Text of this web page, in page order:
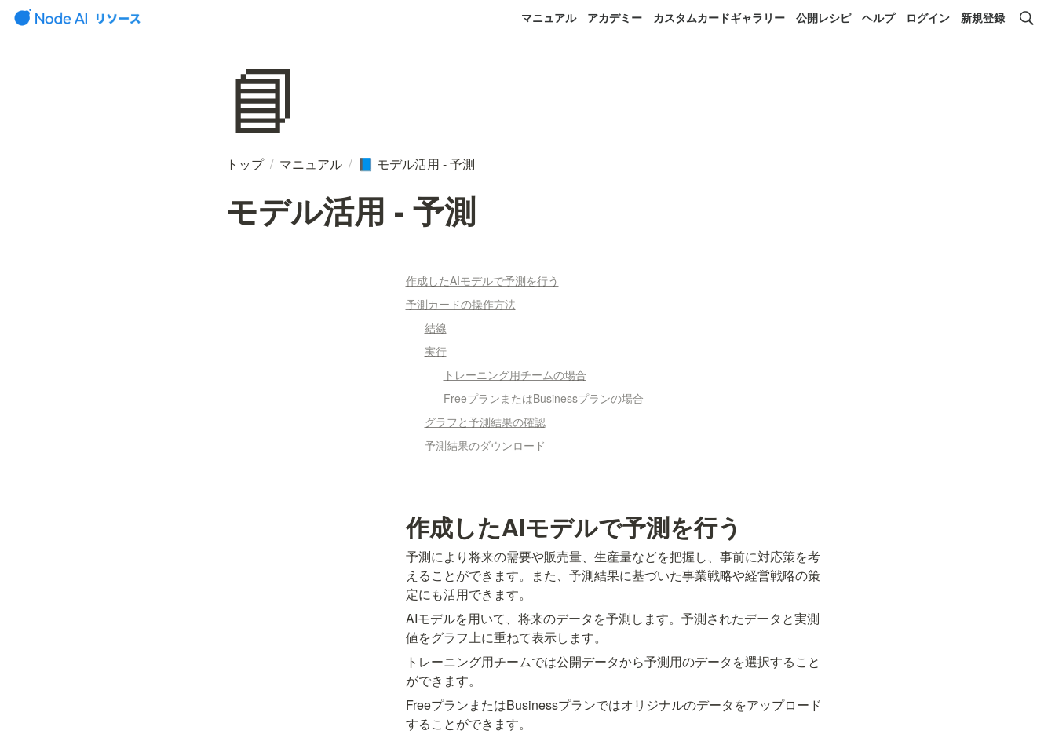
マニュアル アカデミー カスタムカードギャラリー 公開レシピ ヘルプ ログイン 新規登録
📘
トップ / マニュアル / 📘 モデル活用 - 予測
モデル活用 - 予測
作成したAIモデルで予測を行う
予測カードの操作方法
結線
実行
トレーニング用チームの場合
FreeプランまたはBusinessプランの場合
グラフと予測結果の確認
予測結果のダウンロード
作成したAIモデルで予測を行う
予測により将来の需要や販売量、生産量などを把握し、事前に対応策を考
えることができます。また、予測結果に基づいた事業戦略や経営戦略の策
定にも活用できます。
AIモデルを用いて、将来のデータを予測します。予測されたデータと実測
値をグラフ上に重ねて表示します。
トレーニング用チームでは公開データから予測用のデータを選択すること
ができます。
FreeプランまたはBusinessプランではオリジナルのデータをアップロード
することができます。